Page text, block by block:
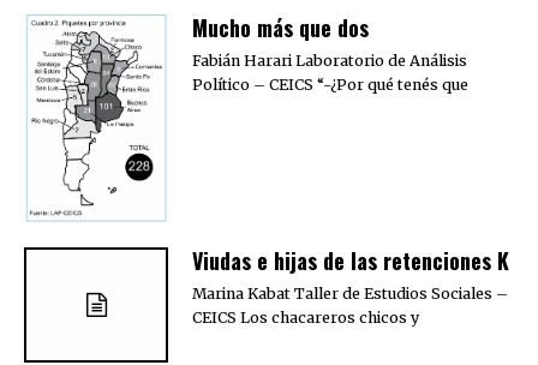
Mucho más que dos
Fabián Harari Laboratorio de Análisis
Político – CEICS “-¿Por qué tenés que
Viudas e hijas de las retenciones K
Marina Kabat Taller de Estudios Sociales –
CEICS Los chacareros chicos y